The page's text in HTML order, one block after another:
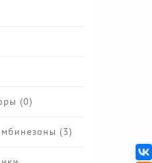
(0)
(3)